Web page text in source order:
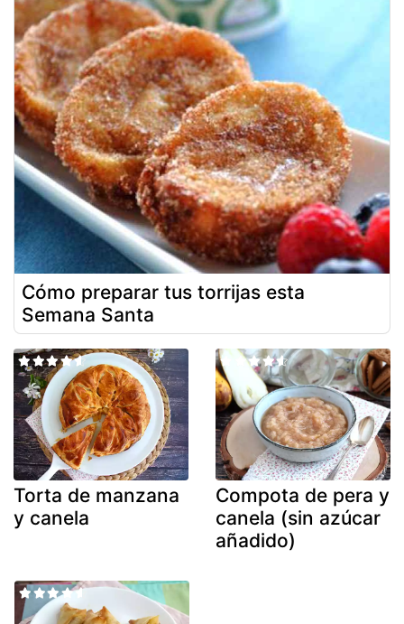
Cómo preparar tus torrijas esta
Semana Santa
Torta de manzana
y canela
Compota de pera y
canela (sin azúcar
añadido)